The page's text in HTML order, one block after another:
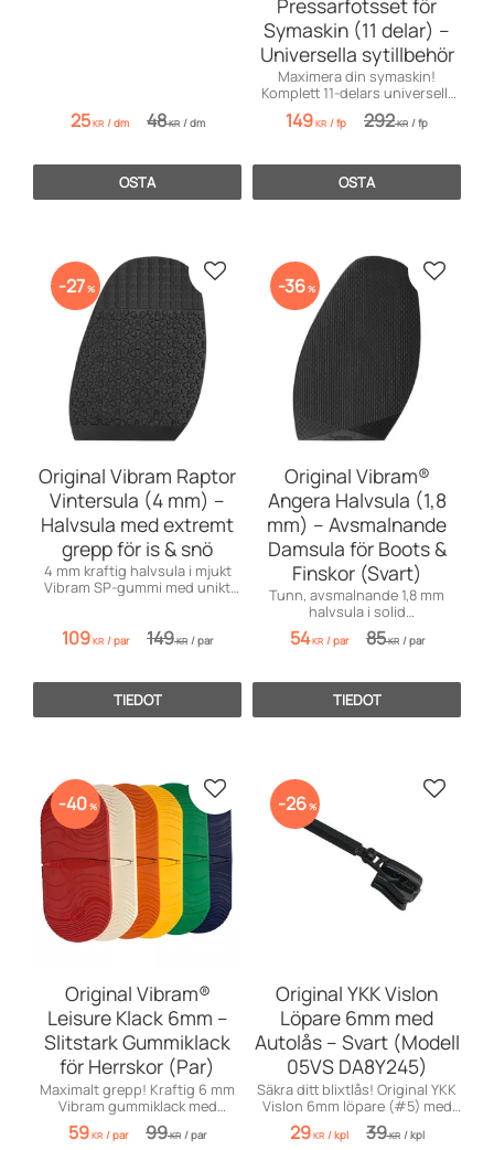
25KR /dm 48KR /dm
OSTA
Pressarfotsset för
Symaskin (11 delar) –
Universella sytillbehör
Maximera din symaskin!
Komplett 11-delars universellt
pressarfotsset för kreativa DIY-
projekt.
149KR /fp 292KR /fp
OSTA
Original Vibram Raptor
Vintersula (4 mm) –
Halvsula med extremt
grepp för is & snö
4 mm kraftig halvsula i mjukt
Vibram SP-gummi med unikt
109KR /par 149KR /par
27% Lisää suosikiksi
TIEDOT
Original Vibram®
Angera Halvsula (1,8
mm) – Avsmalnande
Damsula för Boots &
Finskor (Svart)
Tunn, avsmalnande 1,8 mm
halvsula i solid
gummiblandning. Perfekt
halkskydd för eleganta
54KR /par 85KR /par
36% Lisää
TIEDOT
Original Vibram®
Leisure Klack 6mm –
Slitstark Gummiklack
för Herrskor (Par)
Maximalt grepp! Kraftig 6 mm
Vibram gummiklack med
differentierad design för höger
och vänster sko.
59KR /par 99KR /par
40% Lisää suosikiksi
Original YKK Vislon
Löpare 6mm med
Autolås – Svart (Modell
05VS DA8Y245)
Säkra ditt blixtlås! Original YKK
Vislon 6mm löpare (#5) med
autolås som förhindrar att det
glider.
29KR /kpl 39KR /kpl
26% Lisää